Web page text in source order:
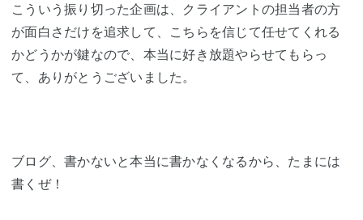
こういう振り切った企画は、クライアントの担当者の方
が面白さだけを追求して、こちらを信じて任せてくれる
かどうかが鍵なので、本当に好き放題やらせてもらっ
て、ありがとうございました。
ブログ、書かないと本当に書かなくなるから、たまには
書くぜ！